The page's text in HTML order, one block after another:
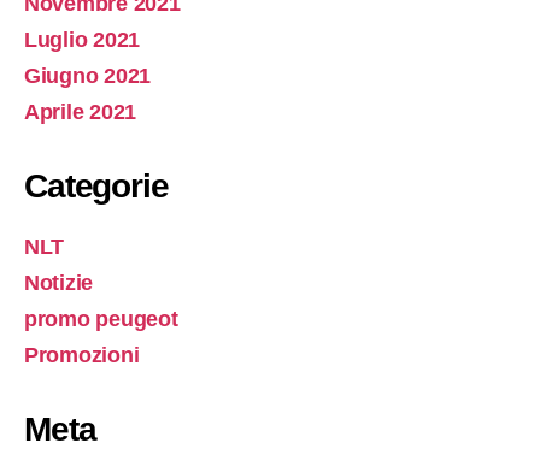
Luglio 2021
Giugno 2021
Aprile 2021
Categorie
NLT
Notizie
promo peugeot
Promozioni
Meta